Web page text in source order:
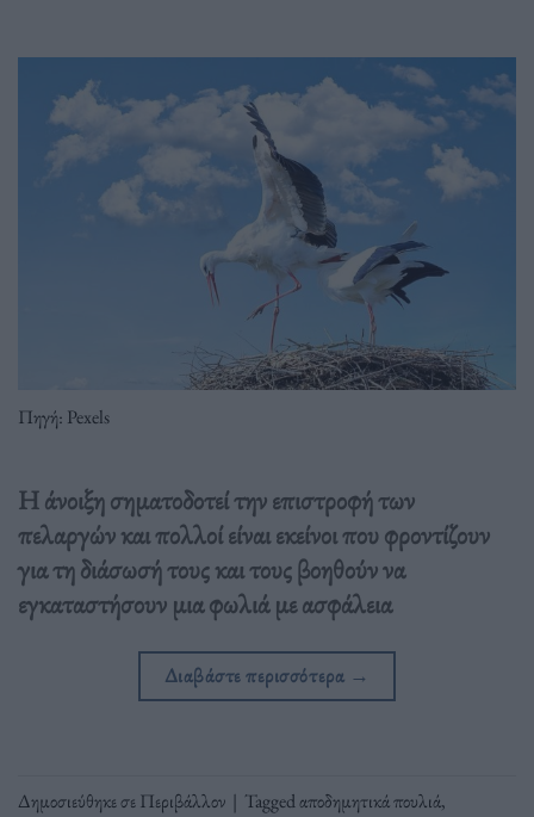
Πηγή: Pexels
Η άνοιξη σηματοδοτεί την επιστροφή των
πελαργών και πολλοί είναι εκείνοι που φροντίζουν
για τη διάσωσή τους και τους βοηθούν να
εγκαταστήσουν μια φωλιά με ασφάλεια
Διαβάστε περισσότερα →
Δημοσιεύθηκε σεΠεριβάλλον | Taggedαποδημητικά πουλιά,